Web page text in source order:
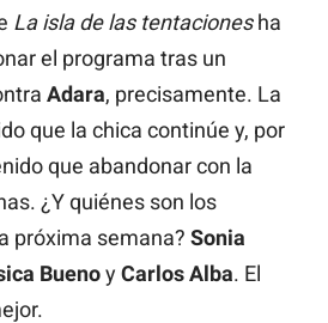
La isla de las tentacionesha
el programa tras un
Adara, precisamente. La
que la chica continúe y, por
que abandonar con la
¿Y quiénes son los
próxima semana? Sonia
Buenoy Carlos Alba. El